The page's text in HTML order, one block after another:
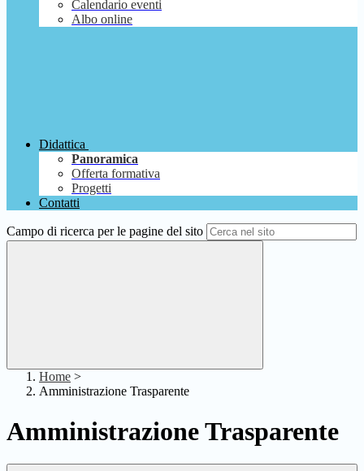
Calendario eventi
Albo online
Didattica
Panoramica
Offerta formativa
Progetti
Contatti
Campo di ricerca per le pagine del sito
Home >
Amministrazione Trasparente
Amministrazione Trasparente